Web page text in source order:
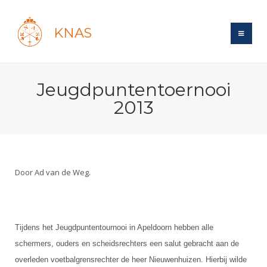
KNAS
Login
Evenement
Bond
Ledencijfers
Sponsors en Partners
Lichtzwaardschermen
Wedstrijdsport
Wat is topsport
Oranje
Informatie
Spreekbeurtpakket
Ouders en vereniging
Jeugdkampen
Forums
Schermforum
Zoek Vereniging
Contact
Jeugdpuntentoernooi
2013
Door Ad van de Weg.
Tijdens het Jeugdpuntentournooi in Apeldoorn hebben alle
schermers, ouders en scheidsrechters een salut gebracht aan de
overleden voetbalgrensrechter de heer Nieuwenhuizen. Hierbij wilde